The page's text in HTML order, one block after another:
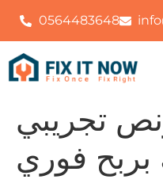
0564483648
تجريبي
فوري